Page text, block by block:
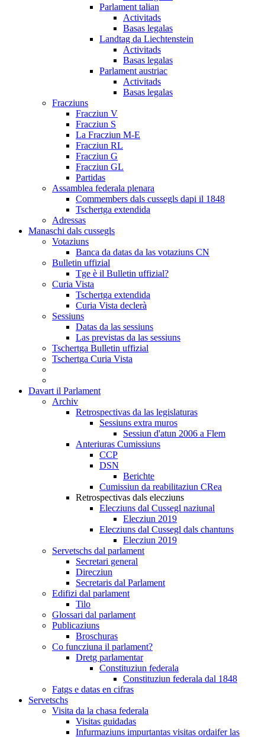
Parlament talian
Activitads
Basas legalas
Landtag da Liechtenstein
Activitads
Basas legalas
Parlament austriac
Activitads
Basas legalas
Fracziuns
Fracziun V
Fracziun S
La Fracziun M-E
Fracziun RL
Fracziun G
Fracziun GL
Partidas
Assamblea federala plenara
Commembers dals cussegls dapi il 1848
Tschertga extendida
Adressas
Manaschi dals cussegls
Votaziuns
Banca da datas da las votaziuns CN
Bulletin uffizial
Tge è il Bulletin uffizial?
Curia Vista
Tschertga extendida
Curia Vista declerà
Sessiuns
Datas da las sessiuns
Las previstas da las sessiuns
Tschertga Bulletin uffizial
Tschertga Curia Vista
Davart il Parlament
Archiv
Retrospectivas da las legislaturas
Sessiuns extra muros
Sessiun d'atun 2006 a Flem
Anteriuras Cumissiuns
CCP
DSN
Berichte
Cumissiun da reabilitaziun CRea
Retrospectivas dals elecziuns
Elecziuns dal Cussegl naziunal
Elecziun 2019
Elecziuns dal Cussegl dals chantuns
Elecziun 2019
Servetschs dal parlament
Secretari general
Direcziun
Secretaris dal Parlament
Edifizi dal parlament
Tilo
Glossari dal parlament
Publicaziuns
Broschuras
Co funcziuna il parlament?
Dretg parlamentar
Constituziun federala
Constituziun federala dal 1848
Fatgs e datas en cifras
Servetschs
Visita da la chasa federala
Visitas guidadas
Infurmaziuns impurtantas visitas ordaifer las